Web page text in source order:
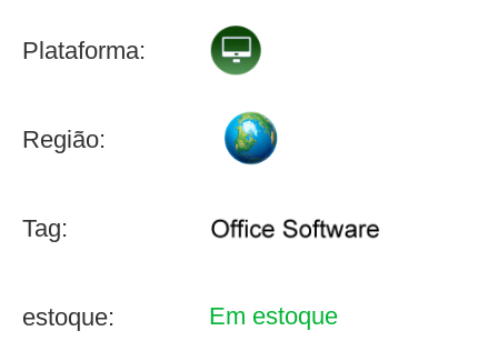
Plataforma:
Região:
Tag:
estoque: Em estoque